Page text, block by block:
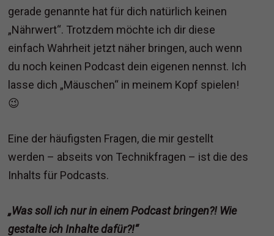
gerade genannte hat für dich natürlich keinen
„Nährwert“. Trotzdem möchte ich dir diese
einfach Wahrheit jetzt näher bringen, auch wenn
du noch keinen Podcast dein eigenen nennst. Ich
lasse dich „Mäuschen“ in meinem Kopf spielen!
😉
Eine der häufigsten Fragen, die mir gestellt
werden – abseits von Technikfragen – ist die des
Inhalts für Podcasts.
„Was soll ich nur in einem Podcast bringen?! Wie
gestalte ich Inhalte dafür?!“